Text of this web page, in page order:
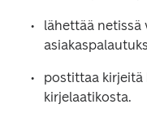
lähettää netissä
postittaa kirjeitä